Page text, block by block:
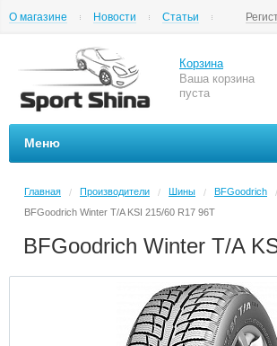
О магазине Новости
Статьи
Корзина
Ваша корзина
пуста
Меню
Главная / Производители / Шины / BFGoodrich /
BFGoodrich Winter T/A KSI 215/60 R17 96T